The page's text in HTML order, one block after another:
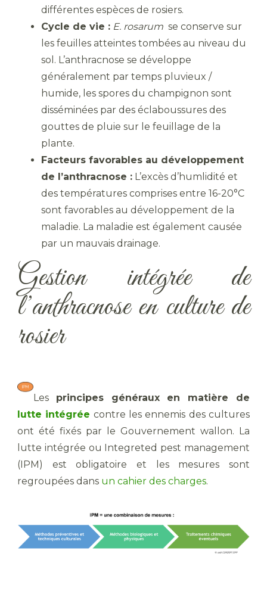
différentes espèces de rosiers.
Cycle de vie : E. rosarum se conserve sur
les feuilles atteintes tombées au niveau du
sol. L’anthracnose se développe
généralement par temps pluvieux /
humide, les spores du champignon sont
disséminées par des éclaboussures des
gouttes de pluie sur le feuillage de la
plante.
Facteurs favorables au développement
de l’anthracnose : L’excès d’humlidité et
des températures comprises entre 16-20°C
sont favorables au développement de la
maladie. La maladie est également causée
par un mauvais drainage.
Gestion intégrée de
l’anthracnose en culture de
rosier
Les principes généraux
en matière de
lutte intégrée contre les ennemis des cultures
ont été fixés par le Gouvernement wallon. La
lutte intégrée ou Integreted pest management
(IPM) est obligatoire et les mesures sont
regroupées dans un cahier des charges.